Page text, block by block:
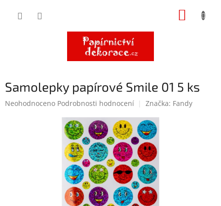
Samolepky papírové Smile 01 5 ks
Průměrné
Neohodnoceno Podrobnosti hodnocení Značka: Fandy